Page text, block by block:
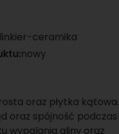
ceramika
nowy
oraz płytka kątowa.
oraz spójność podczas
wypalania gliny oraz